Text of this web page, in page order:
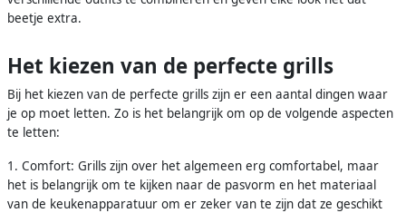
beetje extra.
Het kiezen van de perfecte grills
Bij het kiezen van de perfecte grills zijn er een aantal dingen waar
je op moet letten. Zo is het belangrijk om op de volgende aspecten
te letten:
1. Comfort: Grills zijn over het algemeen erg comfortabel, maar
het is belangrijk om te kijken naar de pasvorm en het materiaal
van de keukenapparatuur om er zeker van te zijn dat ze geschikt